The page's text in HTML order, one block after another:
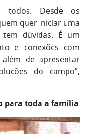
todos. Desde os
quer iniciar uma
dúvidas. É um
e conexões com
de apresentar
do campo”,
para toda a família